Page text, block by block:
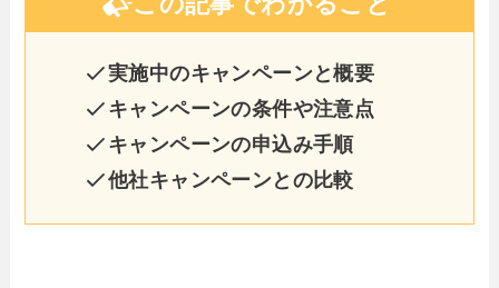
実施中のキャンペーンと概要
キャンペーンの条件や注意点
キャンペーンの申込み手順
他社キャンペーンとの比較